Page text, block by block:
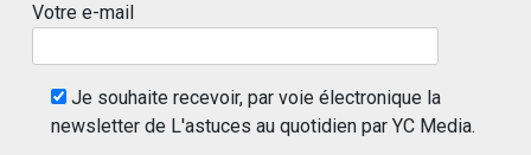
Votre e-mail
Je souhaite recevoir, par voie électronique la
newsletter de L'astuces au quotidien par YC Media.